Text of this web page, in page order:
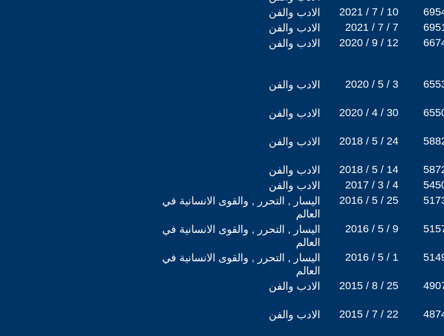
الادب والفن
2021 / 7 / 10
الادب والفن
2021 / 7 / 7
الادب والفن
2020 / 9 / 12
الادب والفن 2020 / 5 / 3
الادب والفن 2020 / 4 / 30
الادب والفن 2018 / 5 / 24
الادب والفن 2018 / 5 / 14
الادب والفن
2017 / 3 / 4
اليسار , التحرر , والقوى الانسانية في
العالم
2016 / 5 / 25
اليسار , التحرر , والقوى الانسانية في
العالم
2016 / 5 / 9
اليسار , التحرر , والقوى الانسانية في
العالم
2016 / 5 / 1
الادب والفن 2015 / 8 / 25
الادب والفن 2015 / 7 / 22